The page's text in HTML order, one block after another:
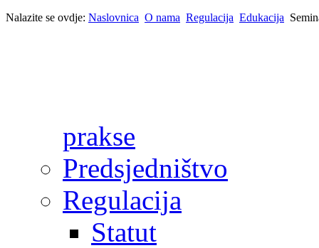
Nalazite se ovdje: Naslovnica O nama Regulacija Edukacija
prakse
Predsjedništvo
Regulacija
Statut